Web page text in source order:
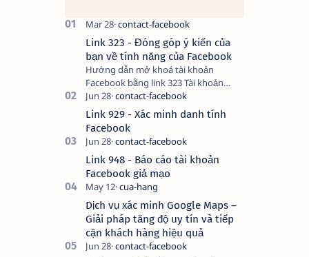
Link 323 - Đóng góp ý kiến của
bạn về tính năng của Facebook
Hướng dẫn mở khoá tài khoản
Facebook bằng link 323 Tài khoản
Facebook bị vô hiệu hóa có thể do
nhiều nguyên nhân, do bạn đăng bài
hay thực hiện…
Link 929 - Xác minh danh tính
Facebook
Link 948 - Báo cáo tài khoản
Facebook giả mạo
Dịch vụ xác minh Google Maps –
Giải pháp tăng độ uy tín và tiếp
cận khách hàng hiệu quả